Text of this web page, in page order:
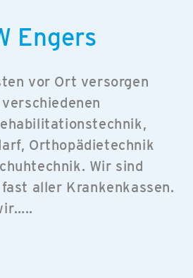
Engers
vor Ort versorgen
Orthopädietechnik
Wir sind
aller Krankenkassen.